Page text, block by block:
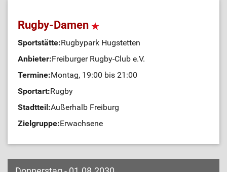
Rugby-Damen
Sportstätte:Rugbypark Hugstetten
Anbieter:Freiburger Rugby-Club e.V.
Termine:Montag, 19:00 bis 21:00
Sportart:Rugby
Stadtteil:Außerhalb Freiburg
Zielgruppe:Erwachsene